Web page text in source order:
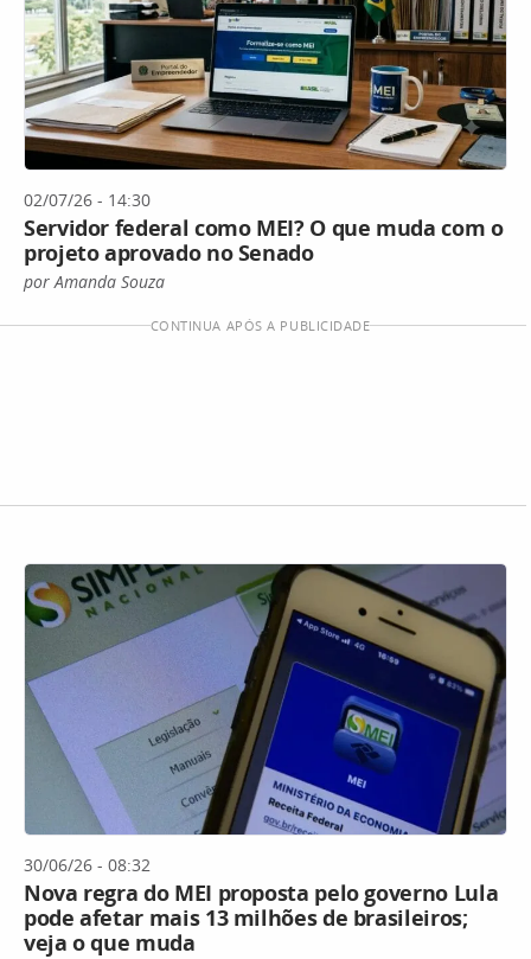
02/07/26 - 14:30
Servidor federal como MEI? O que muda com o
projeto aprovado no Senado
por Amanda Souza
CONTINUA APÓS A PUBLICIDADE
30/06/26 - 08:32
Nova regra do MEI proposta pelo governo Lula
pode afetar mais 13 milhões de brasileiros;
veja o que muda